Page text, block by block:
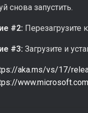
снова запустить.
#2: Перезагрузите
#3: Загрузите и
aka.ms/vs/17/